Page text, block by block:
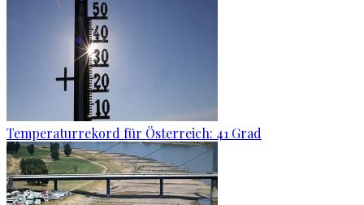
Temperaturrekord für Österreich: 41 Grad